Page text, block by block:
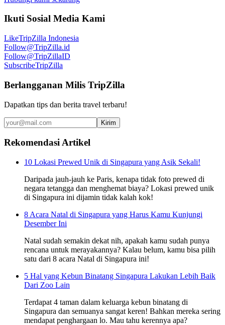
Ikuti Sosial Media Kami
LikeTripZilla Indonesia
Follow@TripZilla.id
Follow@TripZillaID
SubscribeTripZilla
Berlangganan Milis TripZilla
Dapatkan tips dan berita travel terbaru!
Kirim
Rekomendasi Artikel
10 Lokasi Prewed Unik di Singapura yang Asik Sekali!
Daripada jauh-jauh ke Paris, kenapa tidak foto prewed di
negara tetangga dan menghemat biaya? Lokasi prewed unik
di Singapura ini dijamin tidak kalah kok!
8 Acara Natal di Singapura yang Harus Kamu Kunjungi
Desember Ini
Natal sudah semakin dekat nih, apakah kamu sudah punya
rencana untuk merayakannya? Kalau belum, kamu bisa pilih
satu dari 8 acara Natal di Singapura ini!
5 Hal yang Kebun Binatang Singapura Lakukan Lebih Baik
Dari Zoo Lain
Terdapat 4 taman dalam keluarga kebun binatang di
Singapura dan semuanya sangat keren! Bahkan mereka sering
mendapat penghargaan lo. Mau tahu kerennya apa?